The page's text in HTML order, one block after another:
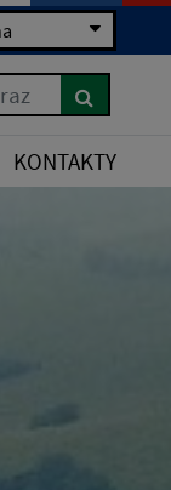
KONTAKTY